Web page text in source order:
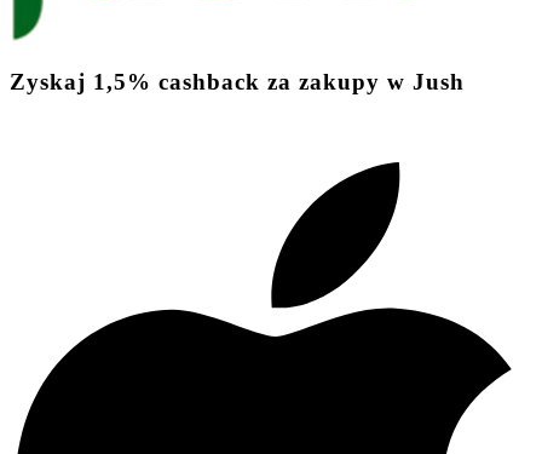
Zyskaj 1,5% cashback za zakupy w Jush